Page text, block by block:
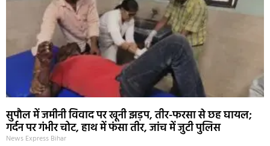
सुपौल में जमीनी विवाद पर खूनी झड़प, तीर-फरसा से छह घायल;
गर्दन पर गंभीर चोट, हाथ में फंसा तीर, जांच में जुटी पुलिस
News Express Bihar